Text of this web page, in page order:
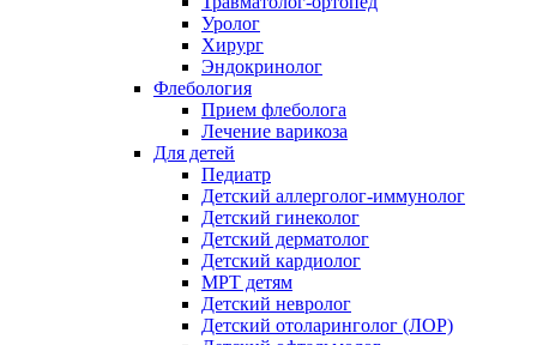
Уролог
Хирург
Эндокринолог
Флебология
Прием флеболога
Лечение варикоза
Для детей
Педиатр
Детский аллерголог-иммунолог
Детский гинеколог
Детский дерматолог
Детский кардиолог
МРТ детям
Детский невролог
Детский отоларинголог (ЛОР)